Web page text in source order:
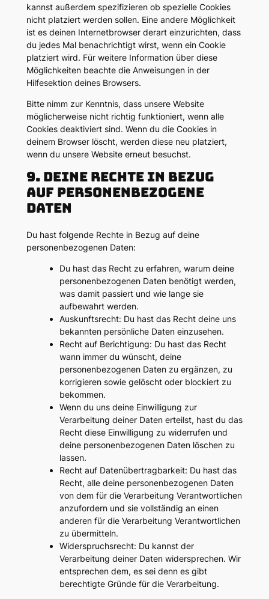
kannst außerdem spezifizieren ob spezielle Cookies
nicht platziert werden sollen. Eine andere Möglichkeit
ist es deinen Internetbrowser derart einzurichten, dass
du jedes Mal benachrichtigt wirst, wenn ein Cookie
platziert wird. Für weitere Information über diese
Möglichkeiten beachte die Anweisungen in der
Hilfesektion deines Browsers.
Bitte nimm zur Kenntnis, dass unsere Website
möglicherweise nicht richtig funktioniert, wenn alle
Cookies deaktiviert sind. Wenn du die Cookies in
deinem Browser löscht, werden diese neu platziert,
wenn du unsere Website erneut besuchst.
9. Deine Rechte in Bezug
auf personenbezogene
Daten
Du hast folgende Rechte in Bezug auf deine
personenbezogenen Daten:
Du hast das Recht zu erfahren, warum deine
personenbezogenen Daten benötigt werden,
was damit passiert und wie lange sie
aufbewahrt werden.
Auskunftsrecht: Du hast das Recht deine uns
bekannten persönliche Daten einzusehen.
Recht auf Berichtigung: Du hast das Recht
wann immer du wünscht, deine
personenbezogenen Daten zu ergänzen, zu
korrigieren sowie gelöscht oder blockiert zu
bekommen.
Wenn du uns deine Einwilligung zur
Verarbeitung deiner Daten erteilst, hast du das
Recht diese Einwilligung zu widerrufen und
deine personenbezogenen Daten löschen zu
lassen.
Recht auf Datenübertragbarkeit: Du hast das
Recht, alle deine personenbezogenen Daten
von dem für die Verarbeitung Verantwortlichen
anzufordern und sie vollständig an einen
anderen für die Verarbeitung Verantwortlichen
zu übermitteln.
Widerspruchsrecht: Du kannst der
Verarbeitung deiner Daten widersprechen. Wir
entsprechen dem, es sei denn es gibt
berechtigte Gründe für die Verarbeitung.